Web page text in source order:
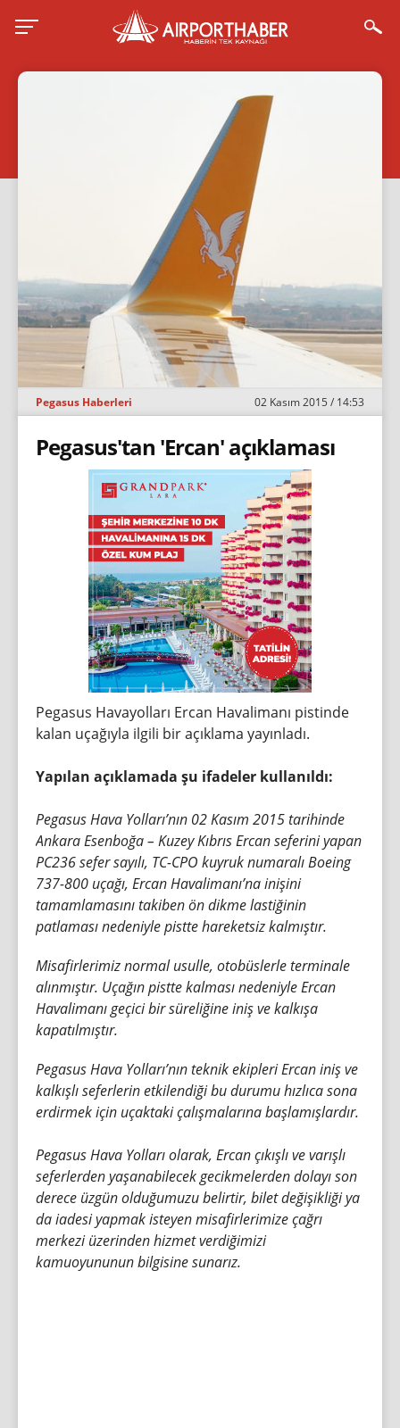
Pegasus Haberleri 02 Kasım 2015 / 14:53
Pegasus'tan 'Ercan' açıklaması
Pegasus Havayolları Ercan Havalimanı pistinde
kalan uçağıyla ilgili bir açıklama yayınladı.
Yapılan açıklamada şu ifadeler kullanıldı:
Pegasus Hava Yolları’nın 02 Kasım 2015 tarihinde
Ankara Esenboğa – Kuzey Kıbrıs Ercan seferini yapan
PC236 sefer sayılı, TC-CPO kuyruk numaralı Boeing
737-800 uçağı, Ercan Havalimanı’na inişini
tamamlamasını takiben ön dikme lastiğinin
patlaması nedeniyle pistte hareketsiz kalmıştır.
Misafirlerimiz normal usulle, otobüslerle terminale
alınmıştır. Uçağın pistte kalması nedeniyle Ercan
Havalimanı geçici bir süreliğine iniş ve kalkışa
kapatılmıştır.
Pegasus Hava Yolları’nın teknik ekipleri Ercan iniş ve
kalkışlı seferlerin etkilendiği bu durumu hızlıca sona
erdirmek için uçaktaki çalışmalarına başlamışlardır.
Pegasus Hava Yolları olarak, Ercan çıkışlı ve varışlı
seferlerden yaşanabilecek gecikmelerden dolayı son
derece üzgün olduğumuzu belirtir, bilet değişikliği ya
da iadesi yapmak isteyen misafirlerimize çağrı
merkezi üzerinden hizmet verdiğimizi
kamuoyununun bilgisine sunarız.